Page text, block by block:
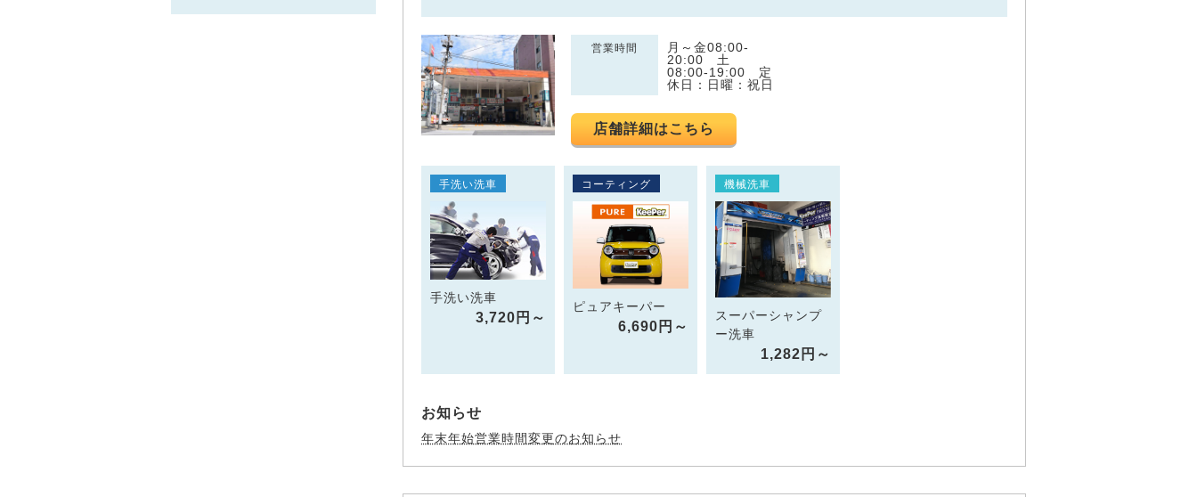
営業時間
月～金08:00-
20:00 土
08:00-19:00 定
休日：日曜：祝日
店舗詳細はこちら
手洗い洗車
手洗い洗車
3,720円～
コーティング
ピュアキーパー
6,690円～
機械洗車
スーパーシャンプ
ー洗車
1,282円～
お知らせ
年末年始営業時間変更のお知らせ